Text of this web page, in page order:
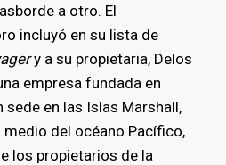
a otro. El
incluyó en su lista de
y a su propietaria, Delos
empresa fundada en
en las Islas Marshall,
medio del océano Pacífico,
los propietarios de la